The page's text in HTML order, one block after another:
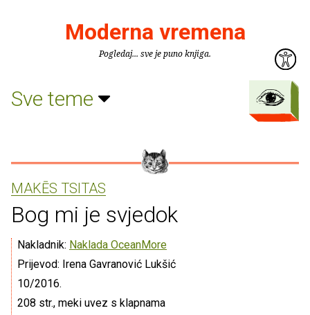
Moderna vremena
Pogledaj... sve je puno knjiga.
Sve teme
MAKĒS TSITAS
Bog mi je svjedok
Nakladnik: Naklada OceanMore
Prijevod: Irena Gavranović Lukšić
10/2016.
208 str., meki uvez s klapnama